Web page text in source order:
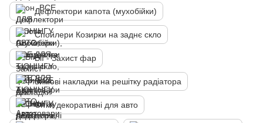
Дефлектори капота (мухобійки)
Спойлери Козирки на заднє скло
Вії - Захист фар
Зимові накладки на решітку радіатора
Сітки декоративні для авто